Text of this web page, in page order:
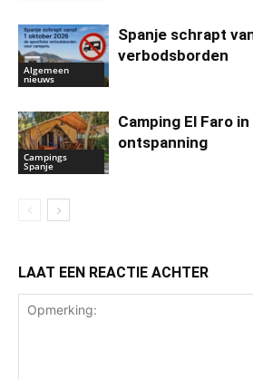
Algemeen
nieuws
Spanje schrapt
verbodsborden
Campings
Spanje
Camping El Faro
ontspanning
LAAT EEN REACTIE ACHTER